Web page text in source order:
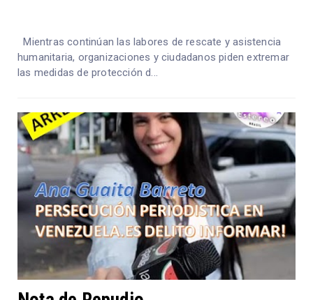
Mientras continúan las labores de rescate y asistencia
humanitaria, organizaciones y ciudadanos piden extremar
las medidas de protección d...